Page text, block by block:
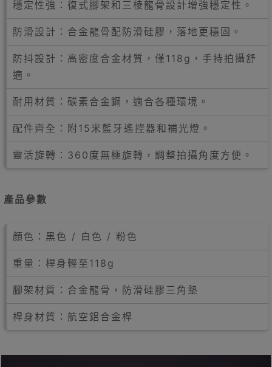
穩定性強：復式腳架和三棱龍骨設計增強穩定性。
防滑設計：合金龍骨配防滑硅膠，落地更穩固。
防抖設計：高密度合金材質，僅118g，手持拍攝舒
適。
耐用材質：碳素合金鋼，適合各種環境。
配件齊全：附15米藍牙遙控器和補光燈。
靈活旋轉：360度無極旋轉，調整拍攝角度方便。
產品參數
顏色：黑色 / 白色 / 粉色
重量：桿身輕至118g
腳架材質：合金龍骨，防滑硅膠三角墊
桿身材質：航空鋁合金桿